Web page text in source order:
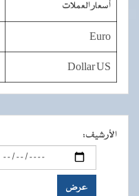
أسعار العملات
Euro
Dollar US
الأرشيف: